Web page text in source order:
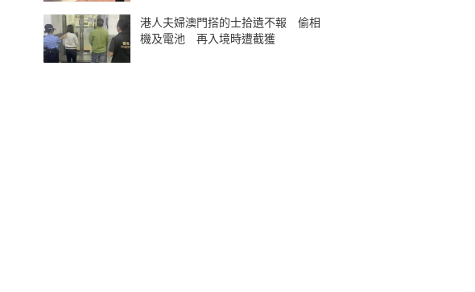
港人夫婦澳門搭的士拾遺不報 偷相
機及電池 再入境時遭截獲